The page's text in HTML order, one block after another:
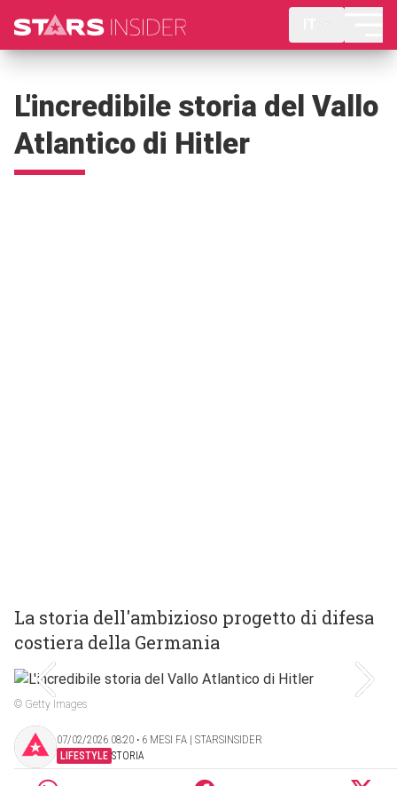
L'incredibile storia del Vallo
Atlantico di Hitler
La storia dell'ambizioso progetto di difesa
costiera della Germania
© Getty Images
07/02/2026 08:20 ‧ 6 MESI FA | STARSINSIDER
LIFESTYLE STORIA